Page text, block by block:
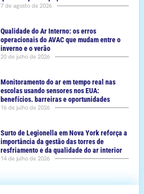
7 de agosto de 2026
Qualidade do Ar Interno: os erros
operacionais do AVAC que mudam entre o
inverno e o verão
20 de julho de 2026
Monitoramento do ar em tempo real nas
escolas usando sensores nos EUA:
benefícios. barreiras e oportunidades
16 de julho de 2026
Surto de Legionella em Nova York reforça a
importância da gestão das torres de
resfriamento e da qualidade do ar interior
14 de julho de 2026